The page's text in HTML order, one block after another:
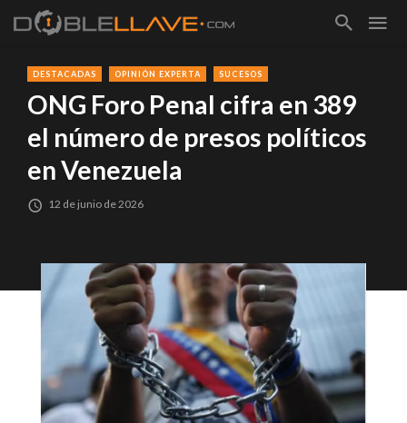
DESTACADAS OPINIÓN EXPERTA SUCESOS
ONG Foro Penal cifra en 389
el número de presos políticos
en Venezuela
12 de junio de 2026